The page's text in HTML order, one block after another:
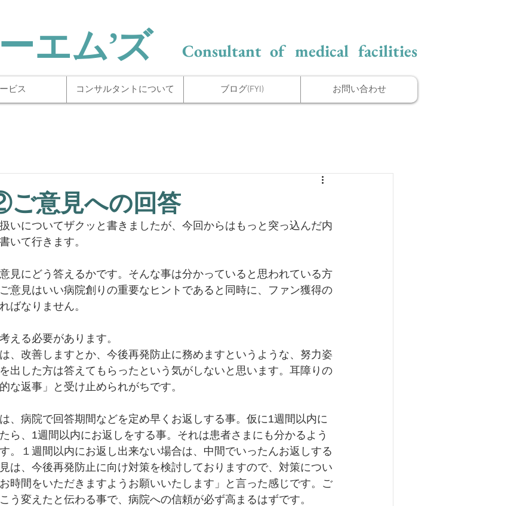
エム’ズ Consultant of medical facilities
ビス コンサルタントについて ブログ(FYI) お問い合わせ
意見への回答
いについてザクッと書きましたが、今回からはもっと突っ込んだ内
いて行きます。
見にどう答えるかです。そんな事は分かっていると思われている方
意見はいい病院創りの重要なヒントであると同時に、ファン獲得の
ばなりません。
える必要があります。
、改善しますとか、今後再発防止に務めますというような、努力姿
出した方は答えてもらったという気がしないと思います。耳障りの
な返事」と受け止められがちです。
、病院で回答期間などを定め早くお返しする事。仮に1週間以内に
ら、1週間以内にお返しをする事。それは患者さまにも分かるよう
。１週間以内にお返し出来ない場合は、中間でいったんお返しする
は、今後再発防止に向け対策を検討しておりますので、対策につい
時間をいただきますようお願いいたします」と言った感じです。ご
う変えたと伝わる事で、病院への信頼が必ず高まるはずです。